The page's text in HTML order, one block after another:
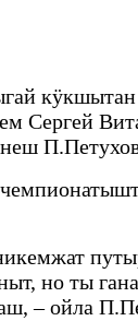
Сергей
но ты
– ойла